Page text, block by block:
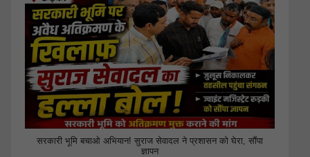
सरकारी भूमि बचाओ अभियान! सुराज सेवादल ने प्रशासन को घेरा, सौंपा
ज्ञापन